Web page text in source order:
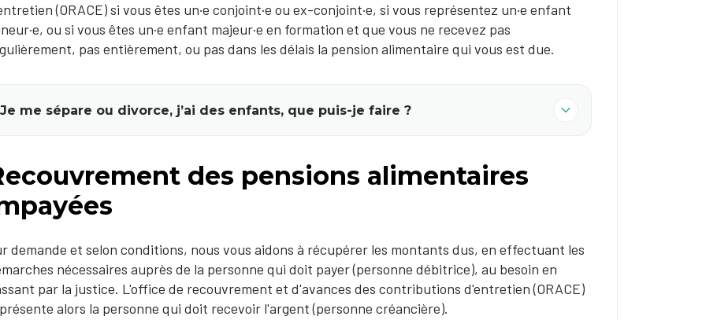
(ORACE) si vous êtes un·e conjoint·e ou ex-conjoint·e, si vous représentez un·e enfant
ou si vous êtes un·e enfant majeur·e en formation et que vous ne recevez pas
pas entièrement, ou pas dans les délais la pension alimentaire qui vous est due.
Je me sépare ou divorce, j’ai des enfants, que puis-je faire ?
des pensions alimentaires
demande et selon conditions, nous vous aidons à récupérer les montants dus, en effectuant les
nécessaires auprès de la personne qui doit payer (personne débitrice), au besoin en
par la justice. L'office de recouvrement et d'avances des contributions d'entretien (ORACE)
alors la personne qui doit recevoir l'argent (personne créancière).